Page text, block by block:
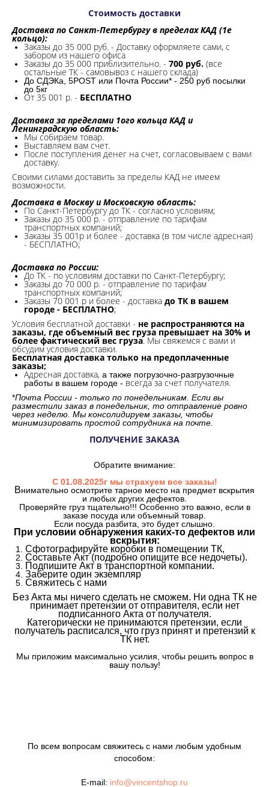
Стоимость доставки
Доставка по Санкт-Петербургу в пределах КАД (1е
кольцо):
Заказы до 35 000 руб. - Доставку оформляете сами, с
забором из нашего офиса
Заказы до 35 000 приблизительно. - 700 руб. (все
остальные ТК - самовывоз с нашего склада)
До СДЭКа, 5POST или Почта России* - 250 руб посылки
до 5кг
От 35 001 р. - БЕСПЛАТНО
Доставка за пределами 1ого кольца КАД и
Ленинградскую область:
Мы собираем товар.
Выставляем вам счет.
После поступления денег на счет, согласовываем с вами
доставку.
Своими силами доставить за пределы КАД не имеем
возможности.​
Доставка в Москву и Московскую область:
По Санкт-Петербургу до ТК - согласно условиям;
Заказы до 35 000 р. - отправление по тарифам
транспортных компаний;
Заказы 35 001р и более - доставка (в том числе адресная)
- БЕСПЛАТНО;
Доставка по России:
До ТК - по условиям доставки по Санкт-Петербургу;
Заказы до 70 000 р. - отправление по тарифам
транспортных компаний;
Заказы 70 001 р и более - доставка до ТК в вашем
городе - БЕСПЛАТНО;
Условия бесплатной доставки - не распространяются на
заказы, где объемный вес груза превышает на 30% и
более фактический вес груза. Мы свяжемся с вами и
обсудим условия доставки.
Бесплатная доставка только на предоплаченные
заказы;
Адресная доставка, а также погрузочно-разгрузочные
работы в вашем городе - всегда за счет получателя.
*Почта России - только по понедельникам. Если вы
разместили заказ в понедельник, то отправление ровно
через неделю. Мы консолидируем заказы, чтобы
минимизировать простой сотрудника на почте.
ПОЛУЧЕНИЕ ЗАКАЗА
Обратите внимание:
С 01.08.2025г мы страхуем все заказы!
Внимательно осмотрите тарное место на предмет вскрытия
и любых других дефектов.
Проверяйте груз тщательно!!! Особенно это важно, если в
заказе посуда или объемный товар.
Если посуда разбита, это будет слышно.
При условии обнаружения каких-то дефектов или
вскрытия:
Сфотографируйте коробки в помещении ТК,
Составьте Акт (подробно опишите все недочеты).
Подпишите Акт в транспортной компании.
Заберите один экземпляр
Свяжитесь с нами
Без Акта мы ничего сделать не сможем. Ни одна ТК не
принимает претензии от отправителя, если нет
подписанного Акта от получателя.
Категорически не принимаются претензии, если
получатель расписался, что груз принят и претензий к
ТК нет.
Мы приложим максимально усилия, чтобы решить вопрос в
вашу пользу!
По всем вопросам свяжитесь с нами любым удобным
способом:
E-mail: info@vincentshop.ru